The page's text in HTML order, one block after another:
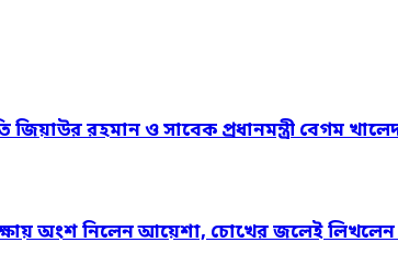
জিয়াউর রহমান ও সাবেক প্রধানমন্ত্রী বেগম
অংশ নিলেন আয়েশা, চোখের জলেই লিখলেন